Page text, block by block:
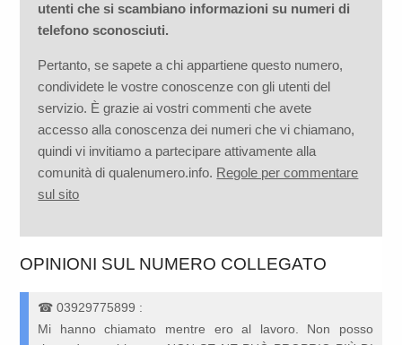
utenti che si scambiano informazioni su numeri di
telefono sconosciuti.
Pertanto, se sapete a chi appartiene questo numero,
condividete le vostre conoscenze con gli utenti del
servizio. È grazie ai vostri commenti che avete
accesso alla conoscenza dei numeri che vi chiamano,
quindi vi invitiamo a partecipare attivamente alla
comunità di qualenumero.info. Regole per commentare
sul sito
OPINIONI SUL NUMERO COLLEGATO
☎03929775899 :
Mi hanno chiamato mentre ero al lavoro. Non posso